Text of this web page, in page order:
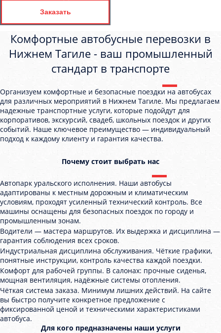
Заказать
Комфортные автобусные перевозки в
Нижнем Тагиле - ваш промышленный
стандарт в транспорте
Организуем комфортные и безопасные поездки на автобусах
для различных мероприятий в Нижнем Тагиле. Мы предлагаем
надежные транспортные услуги, которые подойдут для
корпоративов, экскурсий, свадеб, школьных поездок и других
событий. Наше ключевое преимущество — индивидуальный
подход к каждому клиенту и гарантия качества.
Почему стоит выбрать нас
Автопарк уральского исполнения. Наши автобусы
адаптированы к местным дорожным и климатическим
условиям, проходят усиленный технический контроль. Все
машины оснащены для безопасных поездок по городу и
промышленным зонам.
Водители — мастера маршрутов. Их выдержка и дисциплина —
гарантия соблюдения всех сроков.
Индустриальная дисциплина обслуживания. Чёткие графики,
понятные инструкции, контроль качества каждой поездки.
Комфорт для рабочей группы. В салонах: прочные сиденья,
мощная вентиляция, надёжные системы отопления.
Чёткая система заказа. Минимум лишних действий. На сайте
вы быстро получите конкретное предложение с
фиксированной ценой и техническими характеристиками
автобуса.
Для кого предназначены наши услуги